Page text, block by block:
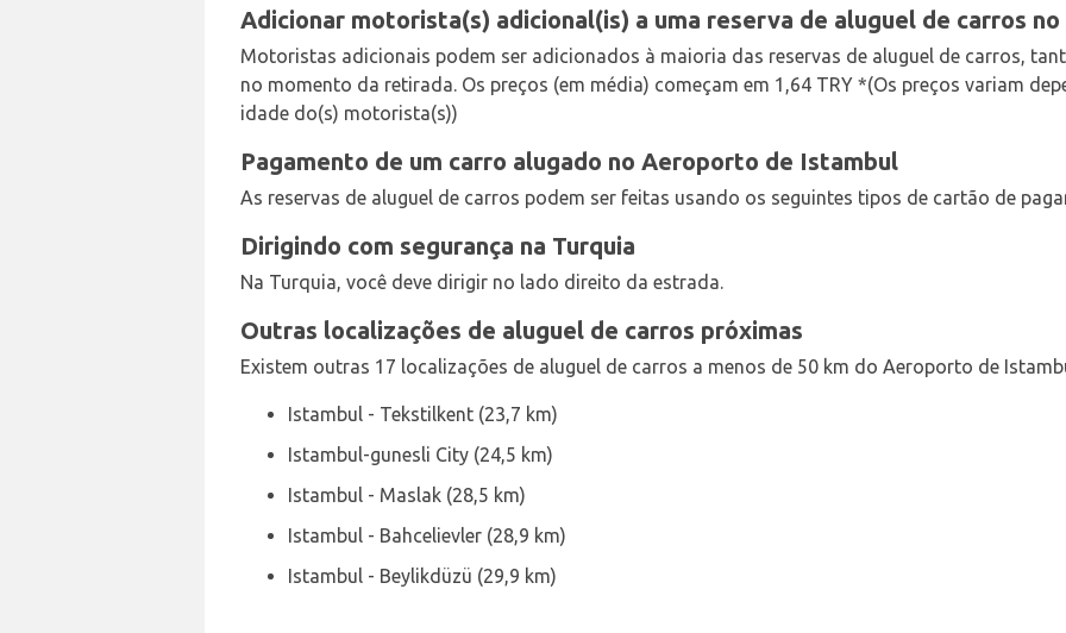
Adicionar motorista(s) adicional(is) a uma reserva de aluguel de carros
Motoristas adicionais podem ser adicionados à maioria das reservas de aluguel de carros,
no momento da retirada. Os preços (em média) começam em 1,64 TRY *(Os preços variam
idade do(s) motorista(s))
Pagamento de um carro alugado no Aeroporto de Istambul
As reservas de aluguel de carros podem ser feitas usando os seguintes tipos de cartão de
Dirigindo com segurança na Turquia
Na Turquia, você deve dirigir no lado direito da estrada.
Outras localizações de aluguel de carros próximas
Existem outras 17 localizações de aluguel de carros a menos de 50 km do Aeroporto de
Istambul - Tekstilkent (23,7 km)
Istambul-gunesli City (24,5 km)
Istambul - Maslak (28,5 km)
Istambul - Bahcelievler (28,9 km)
Istambul - Beylikdüzü (29,9 km)